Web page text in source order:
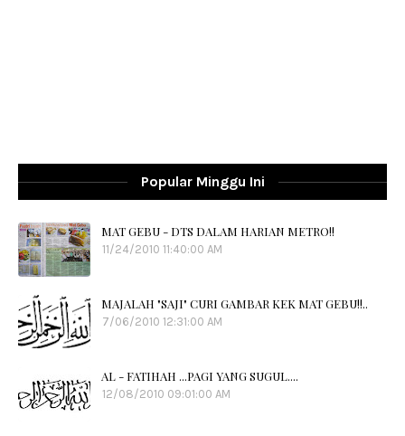
Popular Minggu Ini
MAT GEBU - DTS DALAM HARIAN METRO!!
11/24/2010 11:40:00 AM
MAJALAH "SAJI" CURI GAMBAR KEK MAT GEBU!!..
7/06/2010 12:31:00 AM
AL - FATIHAH ...PAGI YANG SUGUL....
12/08/2010 09:01:00 AM